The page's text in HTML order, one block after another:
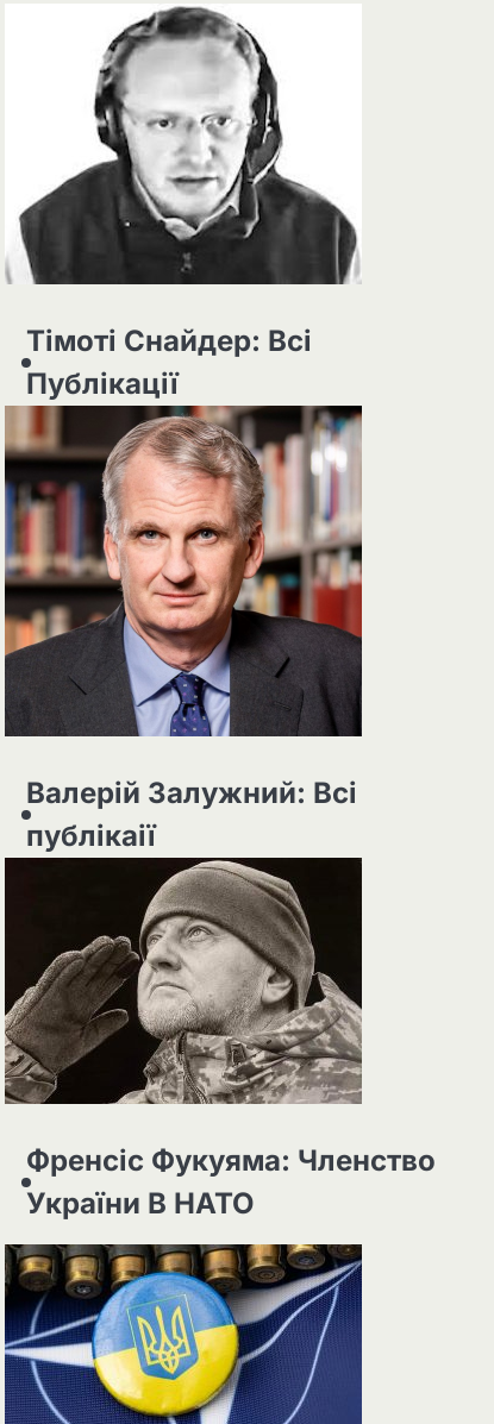
Тімоті Снайдер: Всі
Публікації
Валерій Залужний: Всі
публікаії
Френсіс Фукуяма: Членство
України В НАТО